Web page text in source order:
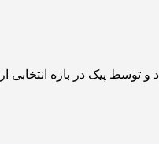
توسط پیک در بازه انتخابی